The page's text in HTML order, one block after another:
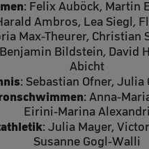
: Felix Auböck, Martin
Ambros, Lea Siegl,
Max-Theurer, Christian
Bildstein, David
Abicht
: Sebastian Ofner, Julia
: Anna-
Eirini-Marina Alexandri
: Julia Mayer,
Susanne Gogl-Walli